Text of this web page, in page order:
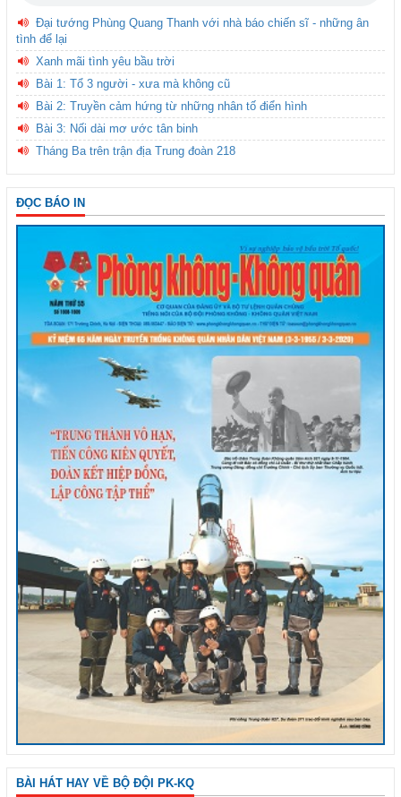
Đại tướng Phùng Quang Thanh với nhà báo chiến sĩ - những ân
tình để lại
Xanh mãi tình yêu bầu trời
Bài 1: Tổ 3 người - xưa mà không cũ
Bài 2: Truyền cảm hứng từ những nhân tố điển hình
Bài 3: Nối dài mơ ước tân binh
Tháng Ba trên trận địa Trung đoàn 218
ĐỌC BÁO IN
BÀI HÁT HAY VỀ BỘ ĐỘI PK-KQ